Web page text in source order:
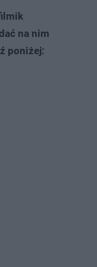
na nim
poniżej: